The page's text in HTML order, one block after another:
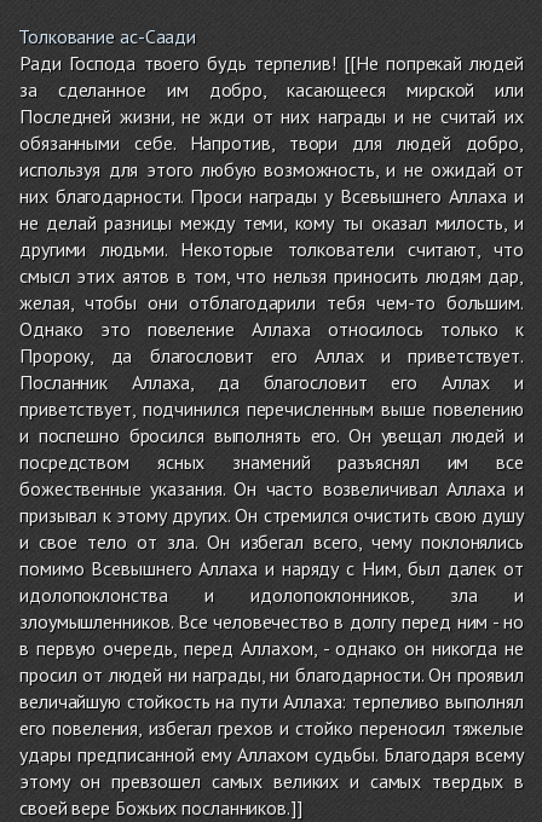
Толкование ас-Саади
Ради Господа твоего будь терпелив! [[Не попрекай людей
за сделанное им добро, касающееся мирской или
Последней жизни, не жди от них награды и не считай их
обязанными себе. Напротив, твори для людей добро,
используя для этого любую возможность, и не ожидай от
них благодарности. Проси награды у Всевышнего Аллаха и
не делай разницы между теми, кому ты оказал милость, и
другими людьми. Некоторые толкователи считают, что
смысл этих аятов в том, что нельзя приносить людям дар,
желая, чтобы они отблагодарили тебя чем-то большим.
Однако это повеление Аллаха относилось только к
Пророку, да благословит его Аллах и приветствует.
Посланник Аллаха, да благословит его Аллах и
приветствует, подчинился перечисленным выше повелению
и поспешно бросился выполнять его. Он увещал людей и
посредством ясных знамений разъяснял им все
божественные указания. Он часто возвеличивал Аллаха и
призывал к этому других. Он стремился очистить свою душу
и свое тело от зла. Он избегал всего, чему поклонялись
помимо Всевышнего Аллаха и наряду с Ним, был далек от
идолопоклонства и идолопоклонников, зла и
злоумышленников. Все человечество в долгу перед ним - но
в первую очередь, перед Аллахом, - однако он никогда не
просил от людей ни награды, ни благодарности. Он проявил
величайшую стойкость на пути Аллаха: терпеливо выполнял
его повеления, избегал грехов и стойко переносил тяжелые
удары предписанной ему Аллахом судьбы. Благодаря всему
этому он превзошел самых великих и самых твердых в
своей вере Божьих посланников.]]